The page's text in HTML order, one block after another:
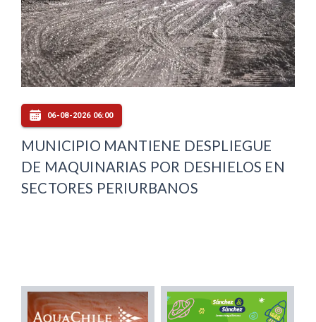
06-08-2026 06:00
MUNICIPIO MANTIENE DESPLIEGUE
DE MAQUINARIAS POR DESHIELOS EN
SECTORES PERIURBANOS